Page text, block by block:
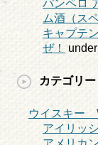
パンペロ
ム酒（ス
キャプテ
ぜ！
under
カテゴリー
ウイスキー
アイリッ